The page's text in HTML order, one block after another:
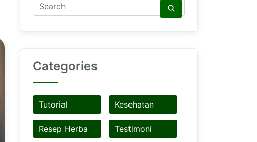
Categories
Tutorial Kesehatan
Resep Herba Testimoni